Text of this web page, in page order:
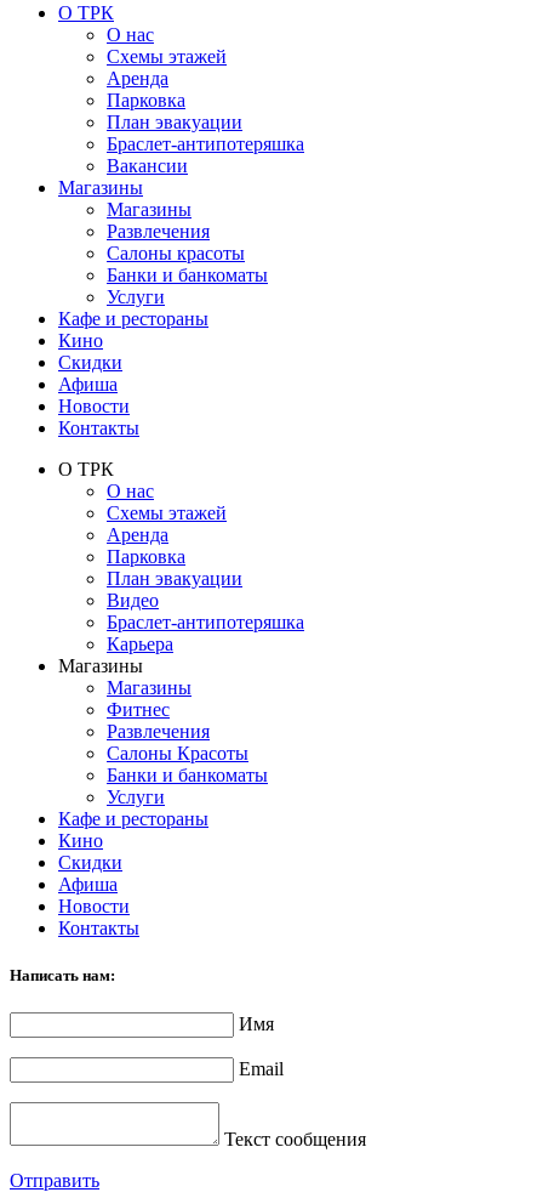
О ТРК
О нас
Схемы этажей
Аренда
Парковка
План эвакуации
Браслет-антипотеряшка
Вакансии
Магазины
Магазины
Развлечения
Салоны красоты
Банки и банкоматы
Услуги
Кафе и рестораны
Кино
Скидки
Афиша
Новости
Контакты
О ТРК
О нас
Схемы этажей
Аренда
Парковка
План эвакуации
Видео
Браслет-антипотеряшка
Карьера
Магазины
Магазины
Фитнес
Развлечения
Салоны Красоты
Банки и банкоматы
Услуги
Кафе и рестораны
Кино
Скидки
Афиша
Новости
Контакты
Написать нам:
Имя
Email
Текст сообщения
Отправить